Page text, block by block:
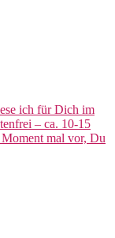
ich für Dich im
– ca. 10-15
mal vor, Du